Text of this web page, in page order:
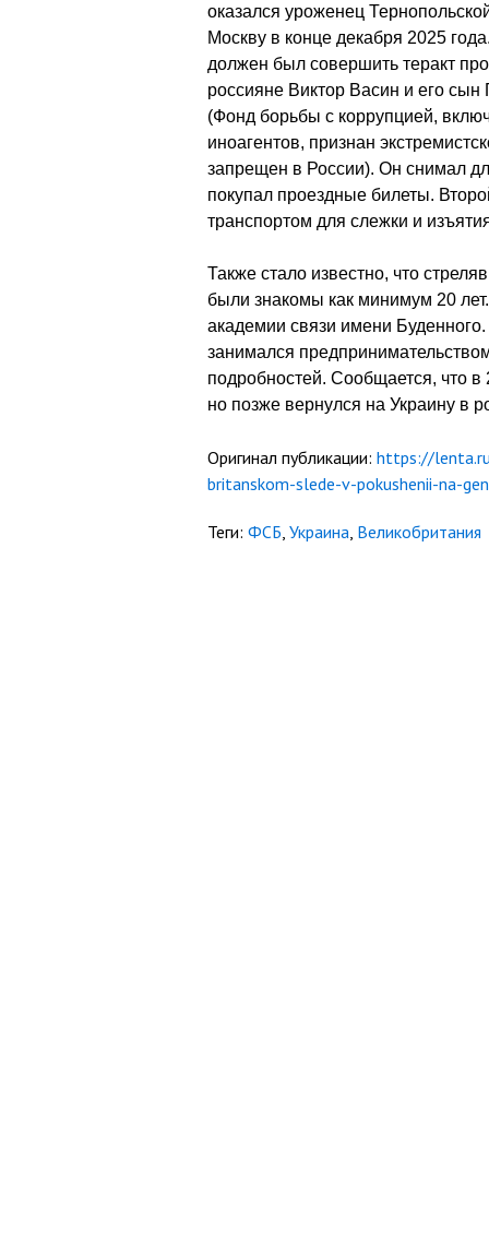
оказался уроженец
Москву в конце декабря 2025
должен был совершить теракт
россияне Виктор Васин и его
(Фонд борьбы с коррупцией,
иноагентов, признан
запрещен в России). Он снимал
покупал проездные билеты.
транспортом для слежки и
Также стало известно, что
были знакомы как минимум 20
академии связи имени
занимался
подробностей. Сообщается, что
но позже вернулся на Украину в
Оригинал публикации: https://
britanskom-slede-v-pokushenii-na-
Теги: ФСБ Украина Великобритания